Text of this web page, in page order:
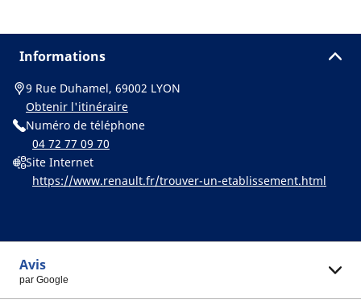
Informations
9 Rue Duhamel, 69002 LYON
Obtenir l'itinéraire
Numéro de téléphone
04 72 77 09 70
Site Internet
https://www.renault.fr/trouver-un-etablissement.html
Avis
par Google